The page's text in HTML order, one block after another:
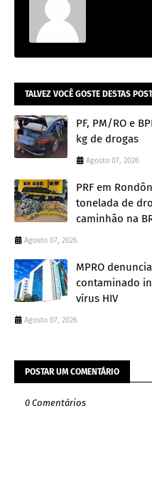
TALVEZ VOCÊ GOSTE DESTAS
PF, PM/RO e
kg de drogas
Agosto 07, 2026
PRF em
tonelada de
caminhão na
Agosto 07, 2026
MPRO
contaminado
vírus HIV
Agosto 07, 2026
POSTAR UM COMENTÁRIO
0 Comentários